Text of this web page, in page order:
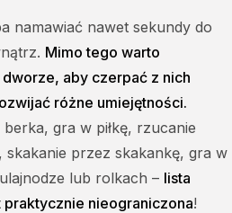
namawiać nawet sekundy do
Mimo tego warto
aby czerpać z nich
różne umiejętności.
gra w piłkę, rzucanie
przez skakankę, gra w
lub rolkach – lista
nieograniczona!